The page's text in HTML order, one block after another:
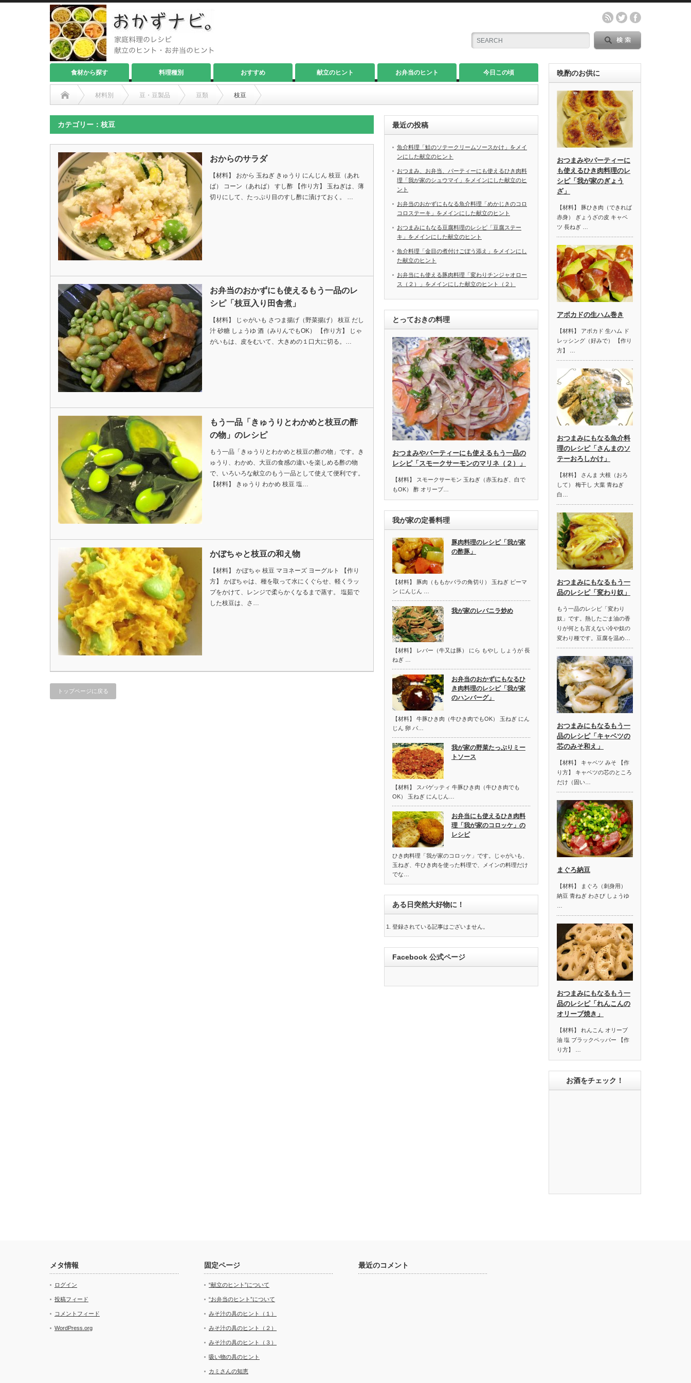
食材から探す 料理種別 おすすめ 献立のヒント お弁当のヒント 今日この頃
材料別 豆・豆製品 豆類 枝豆
カテゴリー：枝豆
おからのサラダ
【材料】 おから 玉ねぎ きゅうり にんじん 枝豆（あれ
ば） コーン（あれば） すし酢 【作り方】 玉ねぎは、薄
切りにして、たっぷり目のすし酢に漬けておく。 …
お弁当のおかずにも使えるもう一品のレ
シピ「枝豆入り田舎煮」
【材料】 じゃがいも さつま揚げ（野菜揚げ） 枝豆 だし
汁 砂糖 しょうゆ 酒（みりんでもOK） 【作り方】 じゃ
がいもは、皮をむいて、大きめの１口大に切る。…
もう一品「きゅうりとわかめと枝豆の酢
の物」のレシピ
もう一品「きゅうりとわかめと枝豆の酢の物」です。き
ゅうり、わかめ、大豆の食感の違いを楽しめる酢の物
で、いろいろな献立のもう一品として使えて便利です。
【材料】 きゅうり わかめ 枝豆 塩…
かぼちゃと枝豆の和え物
【材料】 かぼちゃ 枝豆 マヨネーズ ヨーグルト 【作り
方】 かぼちゃは、種を取って水にくぐらせ、軽くラッ
プをかけて、レンジで柔らかくなるまで蒸す。 塩茹で
した枝豆は、さ…
トップページに戻る
最近の投稿
魚介料理「鮭のソテークリームソースかけ」をメイ
ンにした献立のヒント
おつまみ、お弁当、パーティーにも使えるひき肉料
理「我が家のシュウマイ」をメインにした献立のヒ
ント
お弁当のおかずにもなる魚介料理「めかじきのコロ
コロステーキ」をメインにした献立のヒント
おつまみにもなる豆腐料理のレシピ「豆腐ステー
キ」をメインにした献立のヒント
魚介料理「金目の煮付けごぼう添え」をメインにし
た献立のヒント
お弁当にも使える豚肉料理「変わりチンジャオロー
ス（２）」をメインにした献立のヒント（２）
とっておきの料理
おつまみやパーティーにも使えるもう一品の
レシピ「スモークサーモンのマリネ（２）」
【材料】 スモークサーモン 玉ねぎ（赤玉ねぎ、白で
もOK） 酢 オリーブ…
我が家の定番料理
豚肉料理のレシピ「我が家
の酢豚」
【材料】 豚肉（ももかバラの角切り） 玉ねぎ ピーマ
ン にんじん …
我が家のレバニラ炒め
【材料】 レバー（牛又は豚） にら もやし しょうが 長
ねぎ …
お弁当のおかずにもなるひ
き肉料理のレシピ「我が家
のハンバーグ」
【材料】 牛豚ひき肉（牛ひき肉でもOK） 玉ねぎ にん
じん 卵 パ…
我が家の野菜たっぷりミー
トソース
【材料】 スパゲッティ 牛豚ひき肉（牛ひき肉でも
OK） 玉ねぎ にんじん…
お弁当にも使えるひき肉料
理「我が家のコロッケ」の
レシピ
ひき肉料理「我が家のコロッケ」です。じゃがいも、
玉ねぎ、牛ひき肉を使った料理で、メインの料理だけ
でな…
ある日突然大好物に！
登録されている記事はございません。
Facebook 公式ページ
晩酌のお供に
おつまみやパーティーに
も使えるひき肉料理のレ
シピ「我が家のぎょう
ざ」
【材料】 豚ひき肉（できれば
赤身） ぎょうざの皮 キャベ
ツ 長ねぎ …
アボカドの生ハム巻き
【材料】 アボカド 生ハム ド
レッシング（好みで） 【作り
方】 …
おつまみにもなる魚介料
理のレシピ「さんまのソ
テーおろしかけ」
【材料】 さんま 大根（おろ
して） 梅干し 大葉 青ねぎ
白…
おつまみにもなるもう一
品のレシピ「変わり奴」
もう一品のレシピ「変わり
奴」です。熱したごま油の香
りが何とも言えない冷や奴の
変わり種です。豆腐を温め…
おつまみにもなるもう一
品のレシピ「キャベツの
芯のみそ和え」
【材料】 キャベツ みそ 【作
り方】 キャベツの芯のところ
だけ（固い…
まぐろ納豆
【材料】 まぐろ（刺身用）
納豆 青ねぎ わさび しょうゆ
おつまみにもなるもう一
品のレシピ「れんこんの
オリーブ焼き」
【材料】 れんこん オリーブ
油 塩 ブラックペッパー 【作
り方】 …
お酒をチェック！
メタ情報
ログイン
投稿フィード
コメントフィード
WordPress.org
固定ページ
“献立のヒント”について
“お弁当のヒント”について
みそ汁の具のヒント（１）
みそ汁の具のヒント（２）
みそ汁の具のヒント（３）
吸い物の具のヒント
カミさんの知恵
最近のコメント